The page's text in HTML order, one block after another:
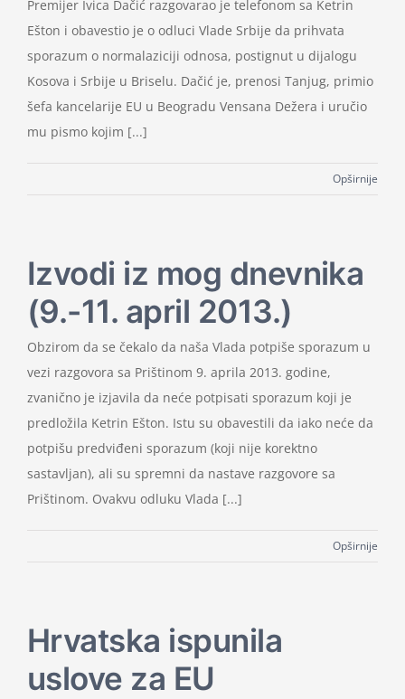
Premijer Ivica Dačić razgovarao je telefonom sa Ketrin
Ešton i obavestio je o odluci Vlade Srbije da prihvata
sporazum o normalaziciji odnosa, postignut u dijalogu
Kosova i Srbije u Briselu. Dačić je, prenosi Tanjug, primio
šefa kancelarije EU u Beogradu Vensana Dežera i uručio
mu pismo kojim [...]
Opširnije
Izvodi iz mog dnevnika
(9.-11. april 2013.)
Obzirom da se čekalo da naša Vlada potpiše sporazum u
vezi razgovora sa Prištinom 9. aprila 2013. godine,
zvanično je izjavila da neće potpisati sporazum koji je
predložila Ketrin Ešton. Istu su obavestili da iako neće da
potpišu predviđeni sporazum (koji nije korektno
sastavljan), ali su spremni da nastave razgovore sa
Prištinom. Ovakvu odluku Vlada [...]
Opširnije
Hrvatska ispunila
uslove za EU